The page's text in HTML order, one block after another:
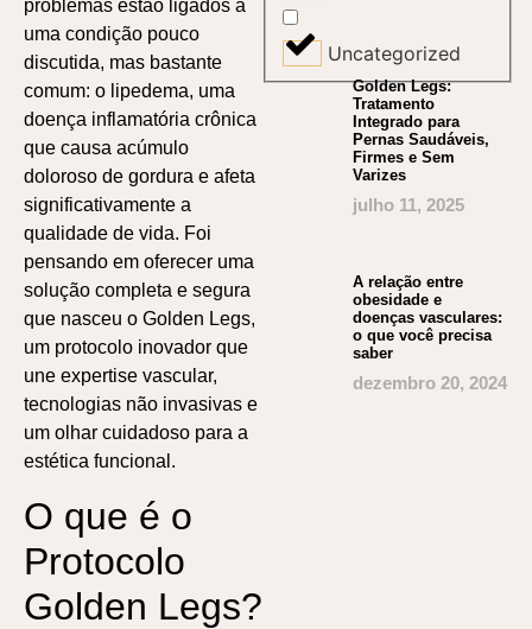
problemas estão ligados a
uma condição pouco
discutida, mas bastante
comum: o lipedema, uma
doença inflamatória crônica
que causa acúmulo
doloroso de gordura e afeta
significativamente a
qualidade de vida. Foi
pensando em oferecer uma
solução completa e segura
que nasceu o Golden Legs,
um protocolo inovador que
une expertise vascular,
tecnologias não invasivas e
um olhar cuidadoso para a
estética funcional.
O que é o
Protocolo
Golden Legs?
Uncategorized
Golden Legs:
Tratamento
Integrado para
Pernas Saudáveis,
Firmes e Sem
Varizes
julho 11, 2025
A relação entre
obesidade e
doenças vasculares:
o que você precisa
saber
dezembro 20, 2024